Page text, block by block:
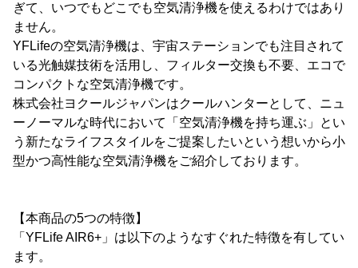
ぎて、いつでもどこでも空気清浄機を使えるわけではあり
ません。
YFLifeの空気清浄機は、宇宙ステーションでも注目されて
いる光触媒技術を活用し、フィルター交換も不要、エコで
コンパクトな空気清浄機です。
株式会社ヨクールジャパンはクールハンターとして、ニュ
ーノーマルな時代において「空気清浄機を持ち運ぶ」とい
う新たなライフスタイルをご提案したいという想いから小
型かつ高性能な空気清浄機をご紹介しております。
【本商品の5つの特徴】
「YFLife AIR6+」は以下のようなすぐれた特徴を有してい
ます。